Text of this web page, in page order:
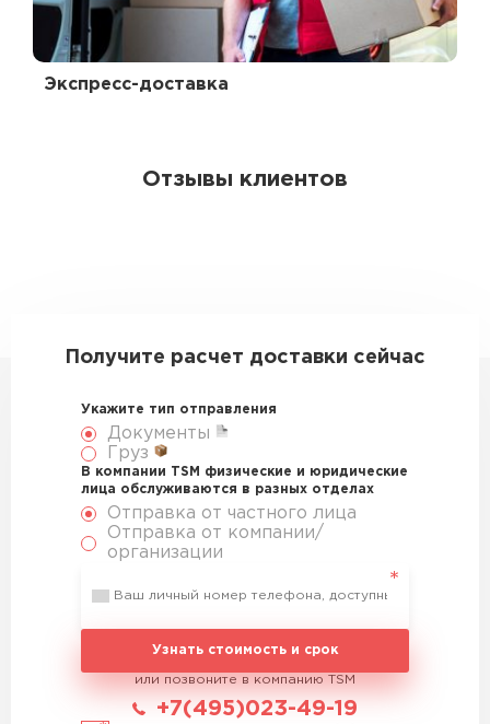
Экспресс-доставка
Отзывы клиентов
Получите расчет доставки сейчас
Укажите тип отправления
Документы
Груз
В компании TSM физические и юридические
лица обслуживаются в разных отделах
Отправка от частного лица
Отправка от компании/
организации
Узнать стоимость и срок
или позвоните в компанию TSM
+7(495)023-49-19